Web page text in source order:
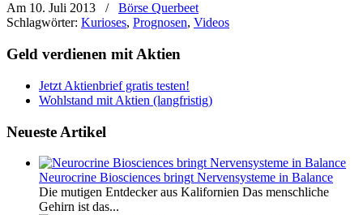
Am 10. Juli 2013 /
Börse Querbeet
Schlagwörter: Kurioses, Prognosen, Videos
Geld verdienen mit Aktien
Jetzt Aktienbrief gratis testen!
Wohlstand mit Aktien (langfristig)
Neueste Artikel
Neurocrine Biosciences bringt Nervensysteme in Balance
Die mutigen Entdecker aus Kalifornien Das menschliche
Gehirn ist das...